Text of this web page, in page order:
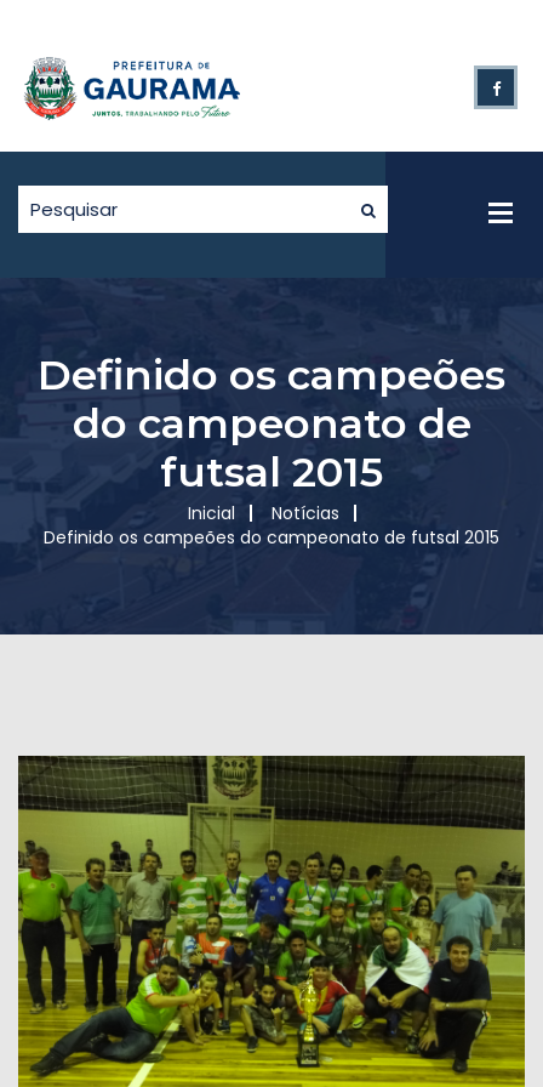
Definido os campeões
do campeonato de
futsal 2015
Inicial
Notícias
Definido os campeões do campeonato de futsal 2015